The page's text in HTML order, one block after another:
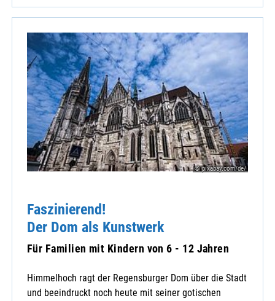
© pixabay.com/de/
Faszinierend!
Der Dom als Kunstwerk
Für Familien mit Kindern von 6 - 12 Jahren
Himmelhoch ragt der Regensburger Dom über die Stadt
und beeindruckt noch heute mit seiner gotischen